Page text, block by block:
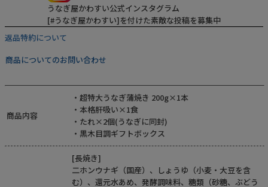
うなぎ屋かわすい公式インスタグラム
[#うなぎ屋かわすい]を付けた素敵な投稿を募集中
返品特約について
商品についてのお問い合わせ
商品内容
・超特大うなぎ蒲焼き 200g×1本
・本格肝吸い×1食
・たれ×2個(うなぎに同封)
・黒木目調ギフトボックス
[長焼き]
二ホンウナギ（国産）、しょうゆ（小麦・大豆を含
む）、還元水あめ、発酵調味料、糖類（砂糖、ぶどう